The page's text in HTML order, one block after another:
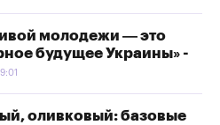
молодежи — это
будущее Украины» -
оливковый: базовые